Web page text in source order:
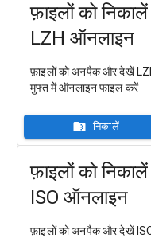
फ़ाइलों को निकालें
LZH ऑनलाइन
फ़ाइलों को अनपैक और देखें
मुफ्त में ऑनलाइन फाइल करें
निकालें
फ़ाइलों को निकालें
ISO ऑनलाइन
फ़ाइलों को अनपैक और देखें